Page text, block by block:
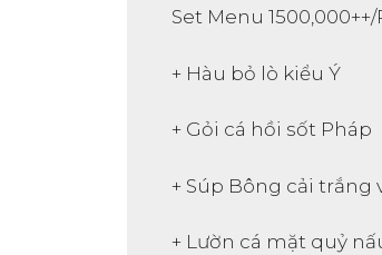
Set Menu 1500,000++/
+ Hàu bỏ lò kiểu Ý
+ Gỏi cá hồi sốt Pháp
+ Súp Bông cải trắng
+ Lườn cá mặt quỷ